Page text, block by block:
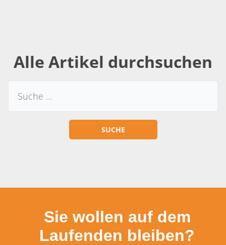
Alle Artikel durchsuchen
Sie wollen auf dem
Laufenden bleiben?